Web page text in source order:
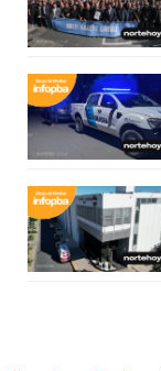
ONLINE
ARGENTINA
LAS
IA
RECOMIENDAN
VENDER
POR
WHATSAPP